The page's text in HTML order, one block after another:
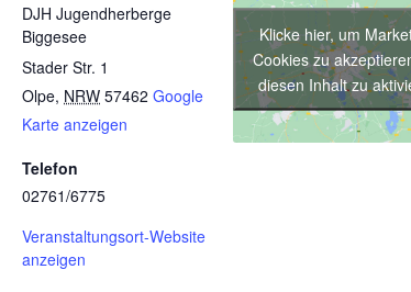
DJH Jugendherberge
Biggesee
Stader Str. 1
Olpe, NRW 57462 Google
Karte anzeigen
Telefon
02761/6775
Veranstaltungsort-Website
anzeigen
Klicke hier, um
Cookies zu
diesen Inhalt zu